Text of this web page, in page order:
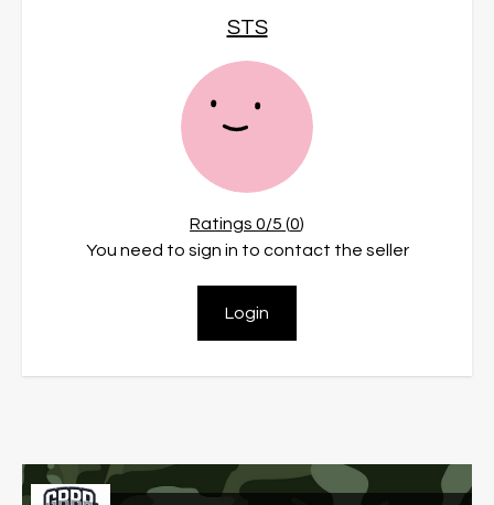
STS
Ratings 0/5 (0)
You need to sign in to contact the seller
Login